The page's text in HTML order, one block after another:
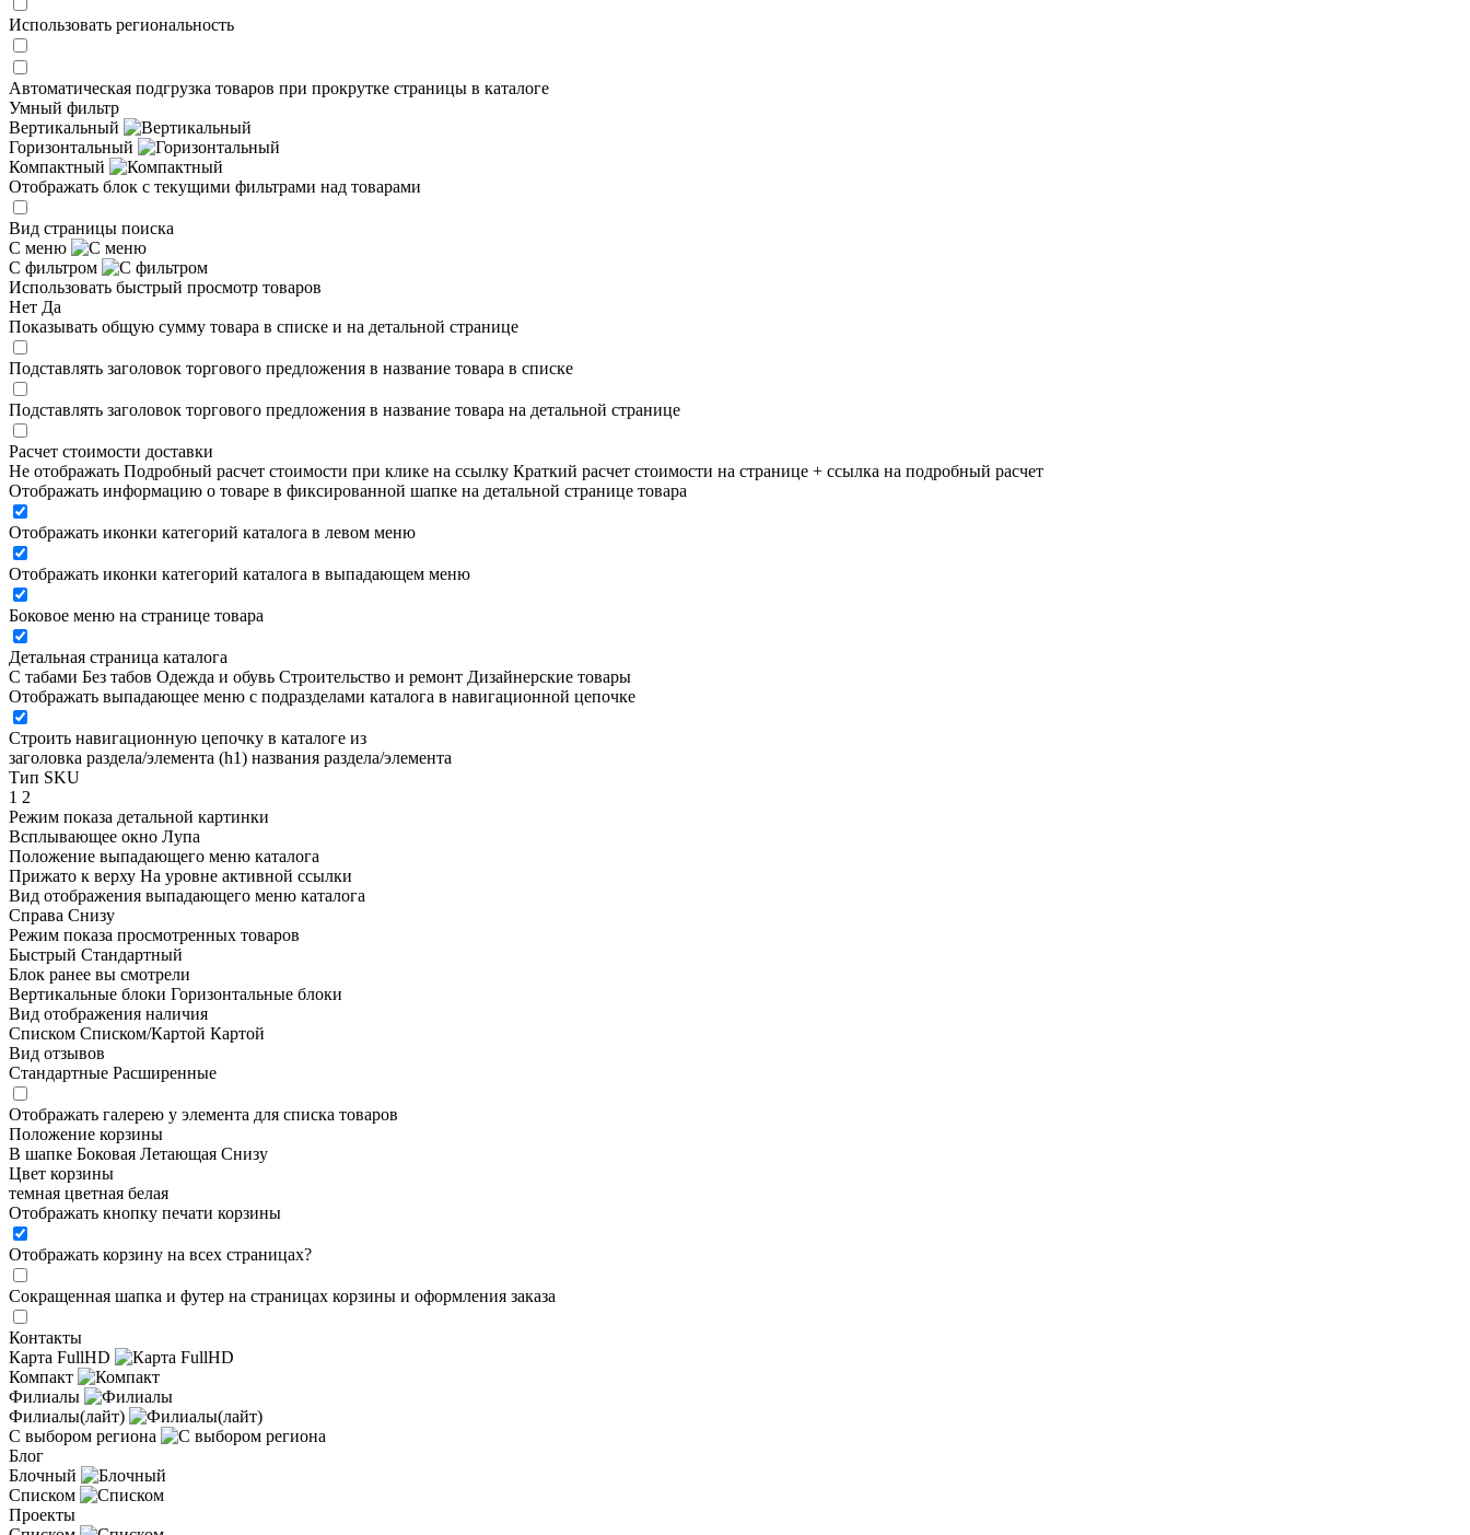
Использовать региональность
Автоматическая подгрузка товаров при прокрутке страницы в каталоге
Умный фильтр
Вертикальный
Горизонтальный
Компактный
Отображать блок с текущими фильтрами над товарами
Вид страницы поиска
С меню
С фильтром
Использовать быстрый просмотр товаров
Нет Да
Показывать общую сумму товара в списке и на детальной странице
Подставлять заголовок торгового предложения в название товара в списке
Подставлять заголовок торгового предложения в название товара на детальной странице
Расчет стоимости доставки
Не отображать Подробный расчет стоимости при клике на ссылку Краткий расчет стоимости на странице + ссылка на подробный расчет
Отображать информацию о товаре в фиксированной шапке на детальной странице товара
Отображать иконки категорий каталога в левом меню
Отображать иконки категорий каталога в выпадающем меню
Боковое меню на странице товара
Детальная страница каталога
С табами Без табов Одежда и обувь Строительство и ремонт Дизайнерские товары
Отображать выпадающее меню с подразделами каталога в навигационной цепочке
Строить навигационную цепочку в каталоге из
заголовка раздела/элемента (h1) названия раздела/элемента
Тип SKU
1 2
Режим показа детальной картинки
Всплывающее окно Лупа
Положение выпадающего меню каталога
Прижато к верху На уровне активной ссылки
Вид отображения выпадающего меню каталога
Справа Снизу
Режим показа просмотренных товаров
Быстрый Стандартный
Блок ранее вы смотрели
Вертикальные блоки Горизонтальные блоки
Вид отображения наличия
Списком Списком/Картой Картой
Вид отзывов
Стандартные Расширенные
Отображать галерею у элемента для списка товаров
Положение корзины
В шапке Боковая Летающая Снизу
Цвет корзины
темная цветная белая
Отображать кнопку печати корзины
Отображать корзину на всех страницах?
Сокращенная шапка и футер на страницах корзины и оформления заказа
Контакты
Карта FullHD
Компакт
Филиалы
Филиалы(лайт)
С выбором региона
Блог
Блочный
Списком
Проекты